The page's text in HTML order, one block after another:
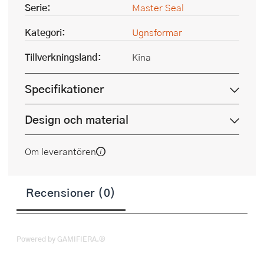
Serie:
Master Seal
Kategori:
Ugnsformar
Tillverkningsland:
Kina
Specifikationer
Design och material
Om leverantören
Recensioner (0)
Powered by GAMIFIERA.®